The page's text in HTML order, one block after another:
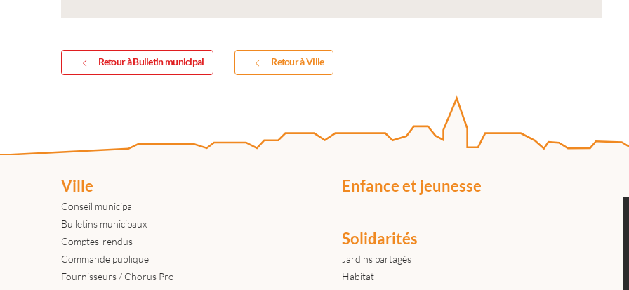
Retour à Bulletin municipal Retour à Ville
Ville
Conseil municipal
Bulletins municipaux
Comptes-rendus
Commande publique
Fournisseurs / Chorus Pro
Enfance et jeunesse
Solidarités
Jardins partagés
Habitat